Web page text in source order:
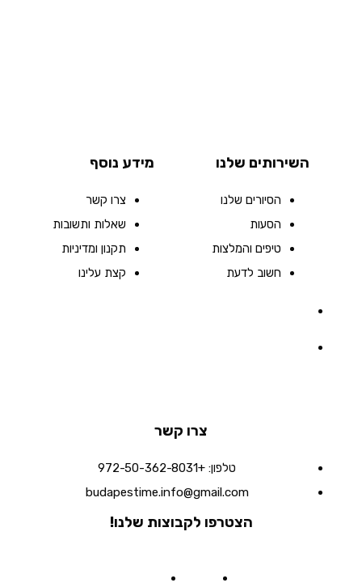
השירותים שלנו
הסיורים שלנו
הסעות
טיפים והמלצות
חשוב לדעת
מידע נוסף
צרו קשר
שאלות ותשובות
תקנון ומדיניות
קצת עלינו
צרו קשר
טלפון: +972-50-362-8031
budapestime.info@gmail.com
הצטרפו לקבוצות שלנו!